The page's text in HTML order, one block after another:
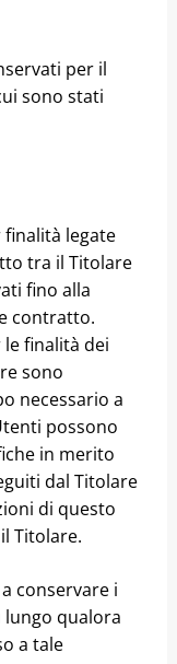
per il
sono stati
legate
tra il Titolare
fino alla
contratto.
finalità dei
sono
necessario a
possono
in merito
dal Titolare
di questo
Titolare.
conservare i
qualora
a tale